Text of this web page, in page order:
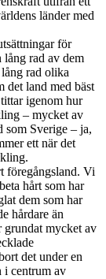
länder med
för
lång rad av dem
rad olika
det land med bäst
igenom hur
– mycket av
som Sverige – ja,
ett när det
föregångsland. Vi
hårt som har
dem som har
hårdare än
grundat mycket av
det under en
i centrum av